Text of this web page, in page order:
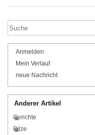
Anmelden
Mein Verlauf
neue Nachricht
Anderer Artikel
Gerichte
Pilze